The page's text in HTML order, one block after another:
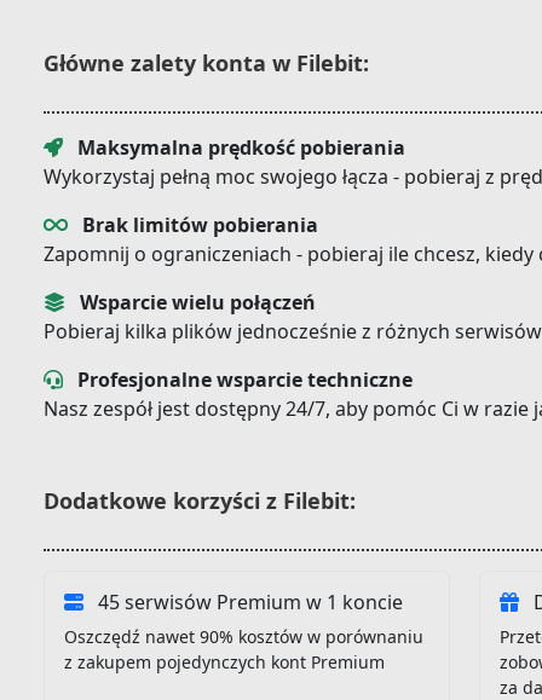
Główne zalety konta w Filebit:
Maksymalna prędkość pobierania
Wykorzystaj pełną moc swojego łącza - pobieraj z
Brak limitów pobierania
Zapomnij o ograniczeniach - pobieraj ile chcesz,
Wsparcie wielu połączeń
Pobieraj kilka plików jednocześnie z różnych
Profesjonalne wsparcie techniczne
Nasz zespół jest dostępny 24/7, aby pomóc Ci w
Dodatkowe korzyści z Filebit:
45 serwisów Premium w 1 koncie
Oszczędź nawet 90% kosztów w porównaniu
z zakupem pojedynczych kont Premium
za